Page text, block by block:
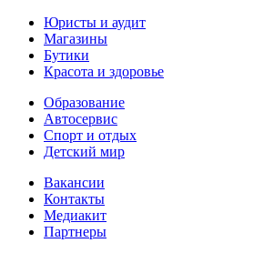
Юристы и аудит
Магазины
Бутики
Красота и здоровье
Образование
Автосервис
Спорт и отдых
Детский мир
Вакансии
Контакты
Медиакит
Партнеры